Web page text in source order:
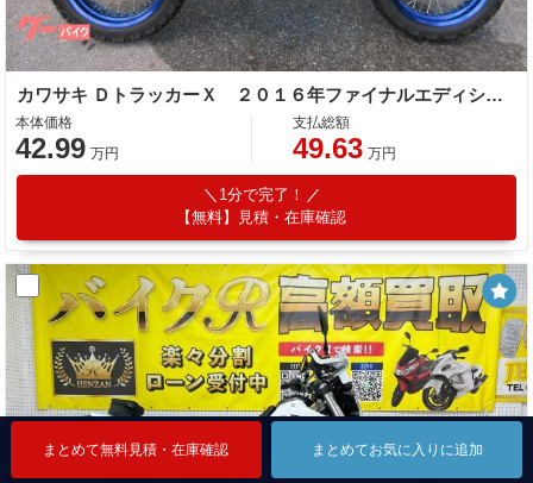
まとめて無料見積・在庫確認 まとめてお気に入りに追加
まとめて無料見積・在庫確認 まとめてお気に入りに追加
カワサキ ＤトラッカーＸ ２０１６年ファイナルエディション ＺＥＴＡナックルガード オフロード仕様
本体価格
42.99 万円
支払総額
49.63 万円
1分で完了！
【無料】見積・在庫確認
まとめて無料見積・在庫確認 まとめてお気に入りに追加